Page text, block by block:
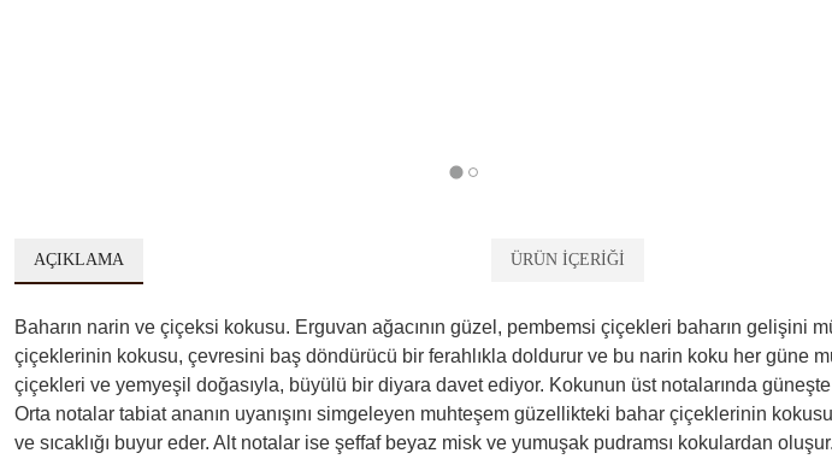
AÇIKLAMA ÜRÜN İÇERİĞİ
Baharın narin ve çiçeksi kokusu. Erguvan ağacının güzel, pembemsi çiçekleri baharın gelişini
çiçeklerinin kokusu, çevresini baş döndürücü bir ferahlıkla doldurur ve bu narin koku her güne
çiçekleri ve yemyeşil doğasıyla, büyülü bir diyara davet ediyor. Kokunun üst notalarında
Orta notalar tabiat ananın uyanışını simgeleyen muhteşem güzellikteki bahar çiçeklerinin
ve sıcaklığı buyur eder. Alt notalar ise şeffaf beyaz misk ve yumuşak pudramsı kokulardan oluşur.